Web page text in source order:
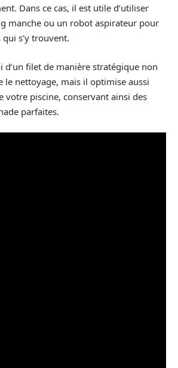
Dans ce cas, il est utile d’utiliser
manche ou un robot aspirateur pour
s’y trouvent.
d’un filet de manière stratégique non
le nettoyage, mais il optimise aussi
votre piscine, conservant ainsi des
parfaites.